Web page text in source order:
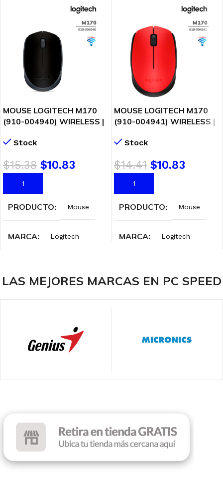
MOUSE LOGITECH M170
(910-004940) WIRELESS |
Stock
$15.38 $10.83
AÑADIR AL CARRITO
PRODUCTO Mouse
MARCA Logitech
ILUMINACIÓN Sin RGB
COLOR Black
MOUSE LOGITECH M170
(910-004941) WIRELESS |
Stock
$14.41 $10.83
AÑADIR AL CARRITO
PRODUCTO Mouse
MARCA Logitech
COLOR Red
LAS MEJORES MARCAS EN PC SPEED